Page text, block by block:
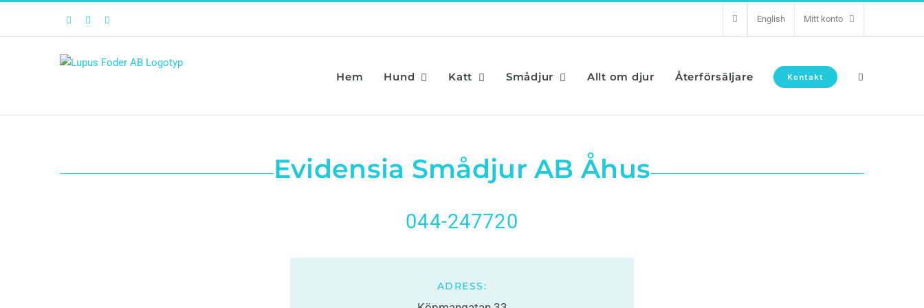
Facebook
Twitter English Mitt konto
Hem Hund Katt Smådjur Allt om djur Återförsäljare Kontakt
Evidensia Smådjur AB Åhus
044-247720
ADRESS: